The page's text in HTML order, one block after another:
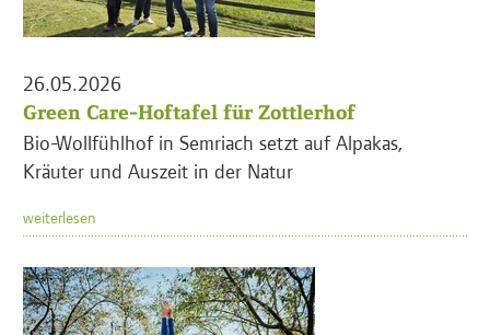
26.05.2026
Green Care-Hoftafel für Zottlerhof
Bio-Wollfühlhof in Semriach setzt auf Alpakas,
Kräuter und Auszeit in der Natur
weiterlesen